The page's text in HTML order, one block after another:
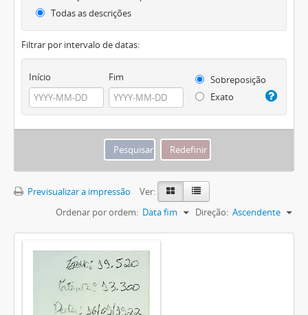
Todas as descrições
Filtrar por intervalo de datas:
Início Fim
Sobreposição
Exato
Previsualizar a impressão
Ver:
Ordenar por ordem: Data fim Direção: Ascendente